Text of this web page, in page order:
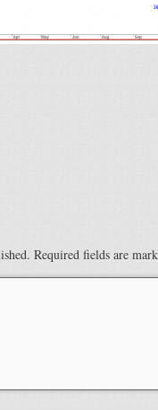
Required fields are